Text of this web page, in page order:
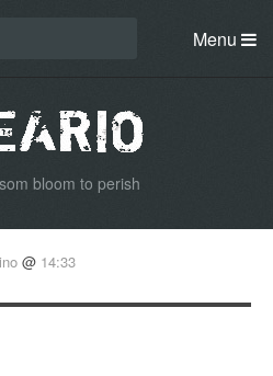
Menu
bloom to perish
@ 14:33